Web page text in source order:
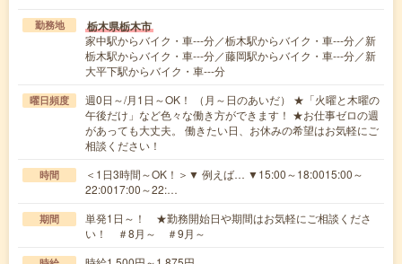
勤務地 栃木県栃木市
家中駅からバイク・車---分／栃木駅からバイク・車---分／新
栃木駅からバイク・車---分／藤岡駅からバイク・車---分／新
大平下駅からバイク・車---分
曜日頻度
週0日～/月1日～OK！ （月～日のあいだ） ★「火曜と木曜の
午後だけ」など色々な働き方ができます！ ★お仕事ゼロの週
があっても大丈夫。 働きたい日、お休みの希望はお気軽にご
相談ください！
時間
＜1日3時間～OK！＞▼ 例えば… ▼15:00～18:0015:00～
22:0017:00～22:…
期間
単発1日～！ ★勤務開始日や期間はお気軽にご相談くださ
い！ ＃8月～ ＃9月～